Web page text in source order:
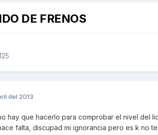
DE FRENOS
del 2013
hay que hacerlo para comprobar el nivel del
falta, discupad mi ignorancia pero es k no